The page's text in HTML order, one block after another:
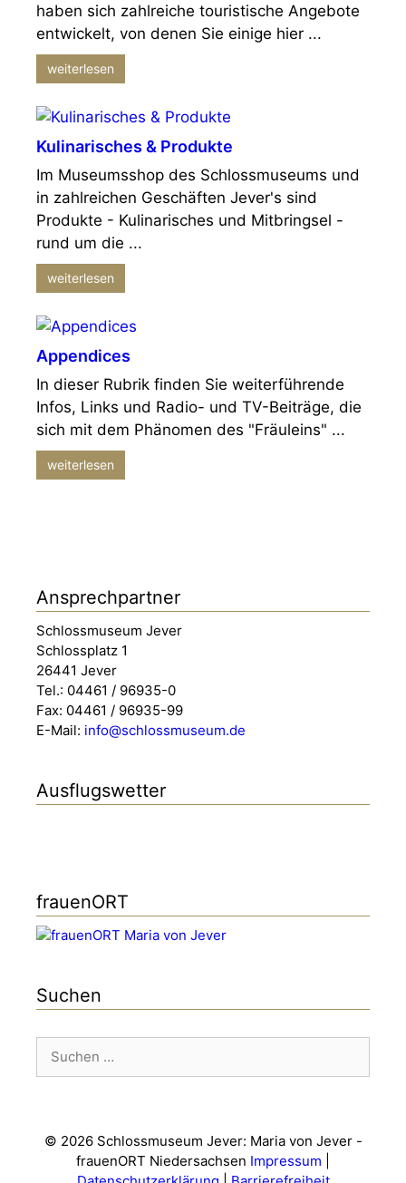
haben sich zahlreiche touristische Angebote
entwickelt, von denen Sie einige hier ...
weiterlesen
Kulinarisches & Produkte
Im Museumsshop des Schlossmuseums und
in zahlreichen Geschäften Jever's sind
Produkte - Kulinarisches und Mitbringsel -
rund um die ...
weiterlesen
Appendices
In dieser Rubrik finden Sie weiterführende
Infos, Links und Radio- und TV-Beiträge, die
sich mit dem Phänomen des "Fräuleins" ...
weiterlesen
Ansprechpartner
Schlossmuseum Jever
Schlossplatz 1
26441 Jever
Tel.: 04461 / 96935-0
Fax: 04461 / 96935-99
E-Mail: info@schlossmuseum.de
Ausflugswetter
frauenORT
Suchen
nach:
© 2026 Schlossmuseum Jever: Maria von Jever -
frauenORT Niedersachsen Impressum